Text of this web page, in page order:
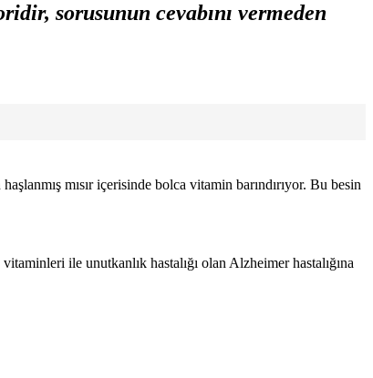
sorusunun cevabını vermeden
mısır içerisinde bolca vitamin barındırıyor. Bu besin
ile unutkanlık hastalığı olan Alzheimer hastalığına